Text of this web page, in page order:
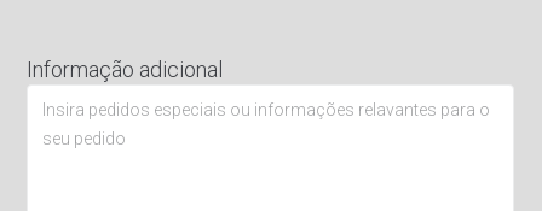
Informação adicional